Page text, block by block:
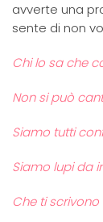
avverte una
sente di non
Chi lo sa che
Non si può
Siamo tutti
Siamo lupi da
Che ti